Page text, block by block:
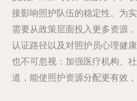
接影响照护队伍的稳定性。为
需要从政策层面投入更多资源
认证路径以及对照护员心理健
也不可忽视：加强医疗机构、
道，能使照护资源分配更有效，